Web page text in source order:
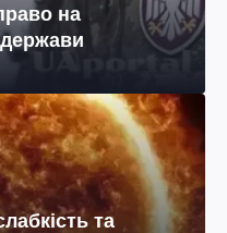
на
та